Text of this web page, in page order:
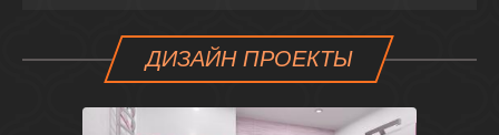
ДИЗАЙН ПРОЕКТЫ